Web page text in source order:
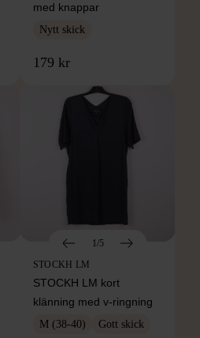
med knappar
Nytt skick
179 kr
1/5
STOCKH LM
STOCKH LM kort
klänning med v-ringning
M (38-40) Gott skick